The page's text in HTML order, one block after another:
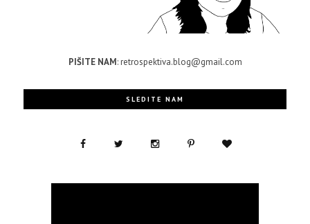
PIŠITE NAM: retrospektiva.blog@gmail.com
SLEDITE NAM